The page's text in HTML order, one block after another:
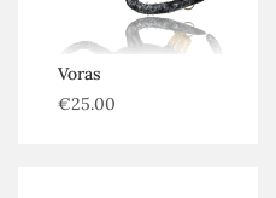
Voras
€25.00